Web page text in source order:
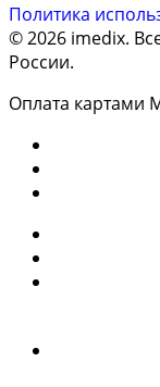
Политика
© 2026 imedix.
России.
Оплата картами